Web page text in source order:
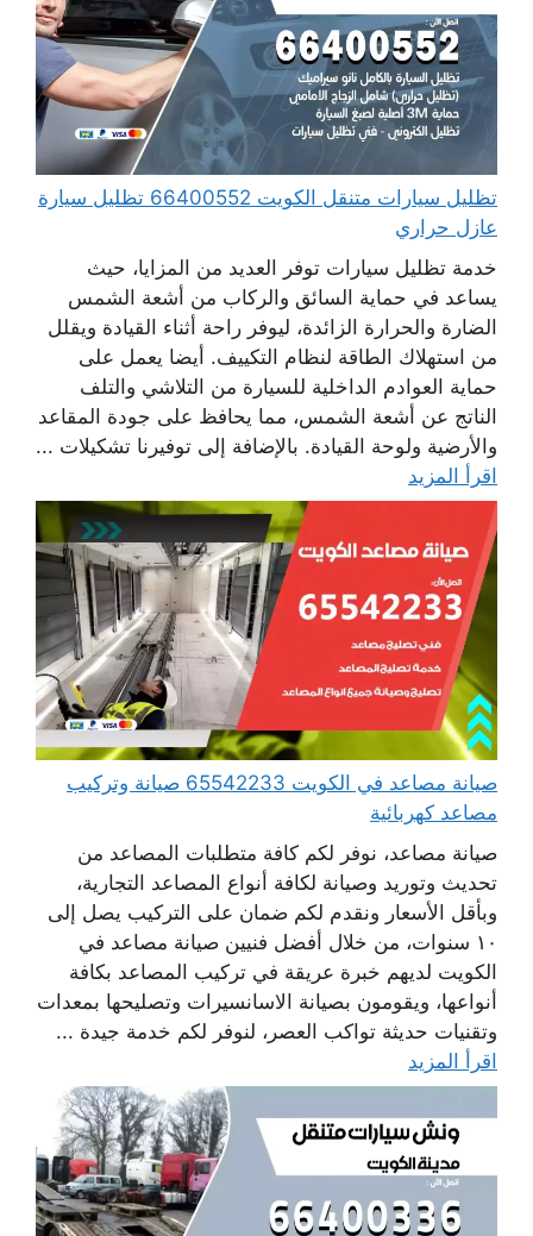
تظليل سيارات متنقل الكويت 66400552 تظليل سيارة
عازل حراري
خدمة تظليل سيارات توفر العديد من المزايا، حيث
يساعد في حماية السائق والركاب من أشعة الشمس
الضارة والحرارة الزائدة، ليوفر راحة أثناء القيادة ويقلل
من استهلاك الطاقة لنظام التكييف. أيضا يعمل على
حماية العوادم الداخلية للسيارة من التلاشي والتلف
الناتج عن أشعة الشمس، مما يحافظ على جودة المقاعد
والأرضية ولوحة القيادة. بالإضافة إلى توفيرنا تشكيلات ...
اقرأ المزيد
صيانة مصاعد في الكويت 65542233 صيانة وتركيب
مصاعد كهربائية
صيانة مصاعد، نوفر لكم كافة متطلبات المصاعد من
تحديث وتوريد وصيانة لكافة أنواع المصاعد التجارية،
وبأقل الأسعار ونقدم لكم ضمان على التركيب يصل إلى
١٠ سنوات، من خلال أفضل فنيين صيانة مصاعد في
الكويت لديهم خبرة عريقة في تركيب المصاعد بكافة
أنواعها، ويقومون بصيانة الاسانسيرات وتصليحها بمعدات
وتقنيات حديثة تواكب العصر، لنوفر لكم خدمة جيدة ...
اقرأ المزيد